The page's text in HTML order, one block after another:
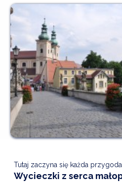
Tutaj zaczyna się każda przygoda
Wycieczki z serca